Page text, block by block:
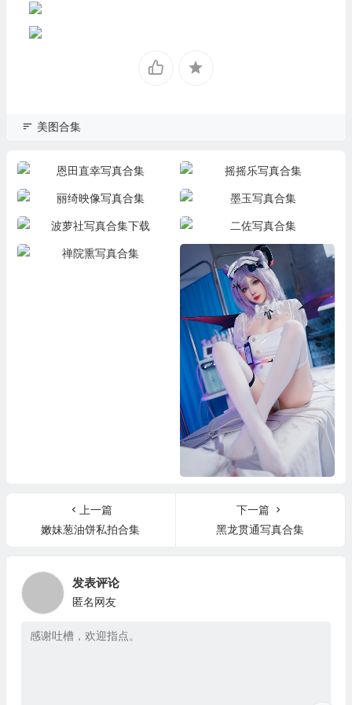
美图合集
恩田直幸写真合集 摇摇乐写真合集
丽绮映像写真合集 墨玉写真合集
波萝社写真合集下载 二佐写真合集
上一篇
嫩妹葱油饼私拍合集
下一篇
黑龙贯通写真合集
发表评论
匿名网友